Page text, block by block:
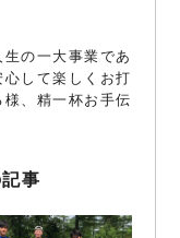
の一大事業であ
して楽しくお打
、精一杯お手伝
事